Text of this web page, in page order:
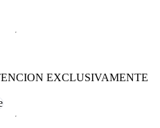
EXCLUSIVAMENTE